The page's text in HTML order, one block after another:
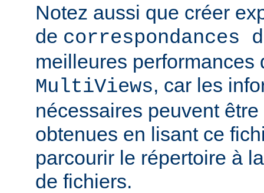
Notez aussi que créer
de correspondances
meilleures performances
MultiViews, car les
nécessaires peuvent
obtenues en lisant ce
parcourir le répertoire à
de fichiers.